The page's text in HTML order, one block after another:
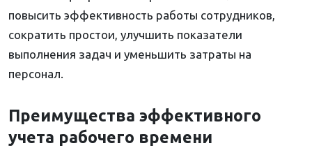
повысить эффективность работы сотрудников,
сократить простои, улучшить показатели
выполнения задач и уменьшить затраты на
персонал.
Преимущества эффективного
учета рабочего времени